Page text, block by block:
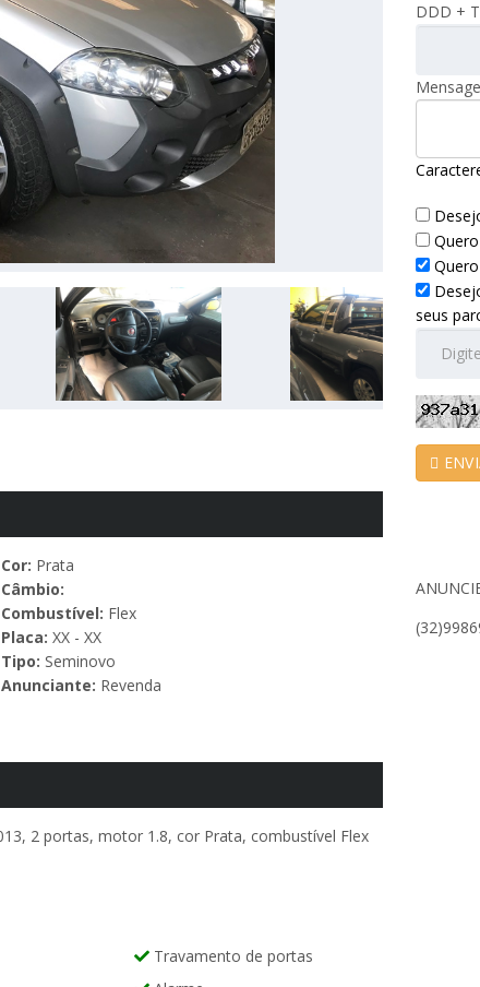
Cor: Prata
Câmbio:
Combustível: Flex
Placa: XX - XX
Tipo: Seminovo
Anunciante: Revenda
2 portas, motor 1.8, cor Prata, combustível Flex
Travamento de portas
DDD +
seus